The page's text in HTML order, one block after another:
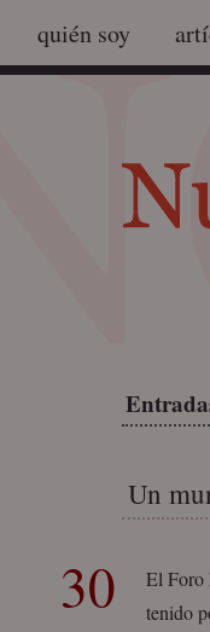
quién soy
Un
30
El Foro
tenido